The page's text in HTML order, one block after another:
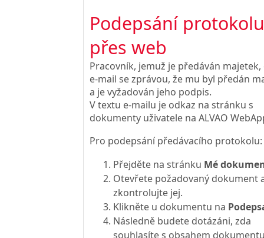
Podepsání protokolu
přes web
Pracovník, jemuž je předáván
e-mail se zprávou, že mu byl předán
a je vyžadován jeho podpis.
V textu e-mailu je odkaz na stránku s
dokumenty uživatele na ALVAO
Pro podepsání předávacího protokolu:
Přejděte na stránku Mé
Otevřete požadovaný dokument
zkontrolujte jej.
Klikněte u dokumentu na
Následně budete dotázáni, zda
souhlasíte s obsahem